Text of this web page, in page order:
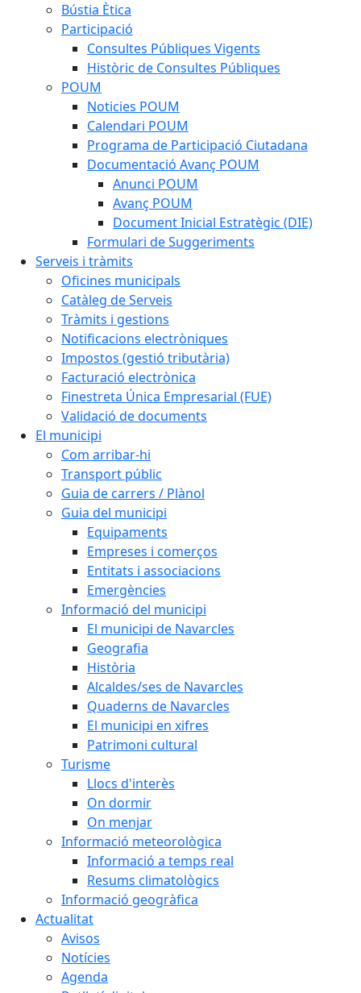
Bústia Ètica
Participació
Consultes Públiques Vigents
Històric de Consultes Públiques
POUM
Noticies POUM
Calendari POUM
Programa de Participació Ciutadana
Documentació Avanç POUM
Anunci POUM
Avanç POUM
Document Inicial Estratègic (DIE)
Formulari de Suggeriments
Serveis i tràmits
Oficines municipals
Catàleg de Serveis
Tràmits i gestions
Notificacions electròniques
Impostos (gestió tributària)
Facturació electrònica
Finestreta Única Empresarial (FUE)
Validació de documents
El municipi
Com arribar-hi
Transport públic
Guia de carrers / Plànol
Guia del municipi
Equipaments
Empreses i comerços
Entitats i associacions
Emergències
Informació del municipi
El municipi de Navarcles
Geografia
Història
Alcaldes/ses de Navarcles
Quaderns de Navarcles
El municipi en xifres
Patrimoni cultural
Turisme
Llocs d'interès
On dormir
On menjar
Informació meteorològica
Informació a temps real
Resums climatològics
Informació geogràfica
Actualitat
Avisos
Notícies
Agenda